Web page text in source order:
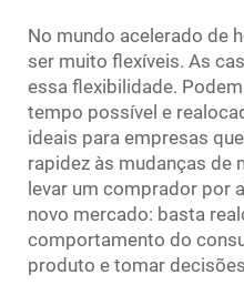
No mundo acelerado de
ser muito flexíveis. As
essa flexibilidade.
tempo possível e
ideais para empresas
rapidez às mudanças de
levar um comprador por
novo mercado: basta
comportamento do
produto e tomar